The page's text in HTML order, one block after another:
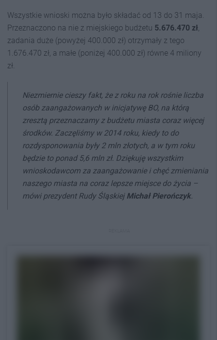
Wszystkie wnioski można było składać od 13 do 31 maja.
Przeznaczono na nie z miejskiego budżetu 5.676.470 zł
zadania duże (powyżej 400.000 zł) otrzymały z tego
1.676.470 zł, a małe (poniżej 400.000 zł) równe 4 miliony
zł.
Niezmiernie cieszy fakt, że z roku na rok rośnie liczba
osób zaangażowanych w inicjatywę BO, na którą
zresztą przeznaczamy z budżetu miasta coraz więcej
środków. Zaczęliśmy w 2014 roku, kiedy to do
rozdysponowania były 2 mln złotych, a w tym roku
będzie to ponad 5,6 mln zł. Dziękuję wszystkim
wnioskodawcom za zaangażowanie i chęć zmieniania
naszego miasta na coraz lepsze miejsce do życia –
mówi prezydent Rudy Śląskiej Michał Pierończyk.